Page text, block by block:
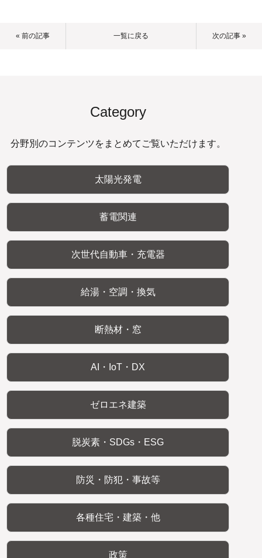
« 前の記事 一覧に戻る 次の記事 »
Category
分野別のコンテンツをまとめてご覧いただけます。
太陽光発電
蓄電関連
次世代自動車・充電器
給湯・空調・換気
断熱材・窓
AI・IoT・DX
ゼロエネ建築
脱炭素・SDGs・ESG
防災・防犯・事故等
各種住宅・建築・他
政策